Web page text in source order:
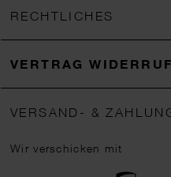
RECHTLICHES
VERTRAG
VERSAND- &
Wir verschicken mit